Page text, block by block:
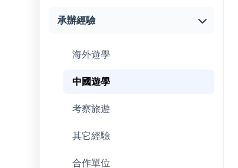
承辦經驗
海外遊學
中國遊學
考察旅遊
其它經驗
合作單位